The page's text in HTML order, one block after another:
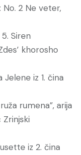
No. 2 Ne veter,
5. Siren
khorosho
Jelene iz 1. čina
rumena”, arija
iz 2. čina